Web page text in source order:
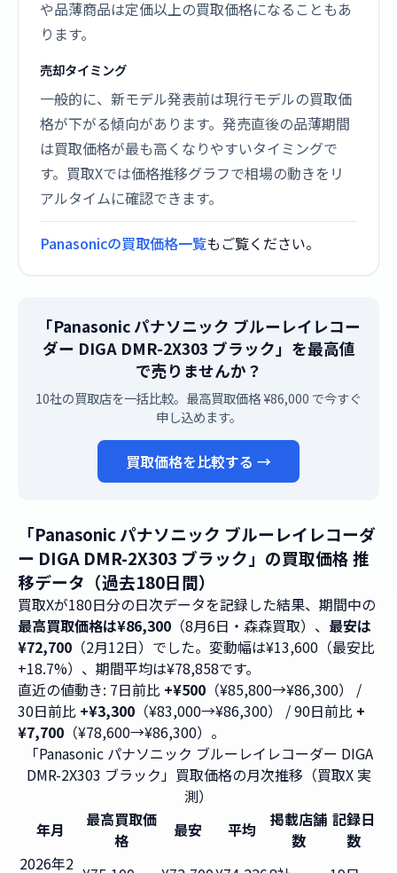
や品薄商品は定価以上の買取価格になることもあ
ります。
売却タイミング
一般的に、新モデル発表前は現行モデルの買取価
格が下がる傾向があります。発売直後の品薄期間
は買取価格が最も高くなりやすいタイミングで
す。買取Xでは価格推移グラフで相場の動きをリ
アルタイムに確認できます。
Panasonicの買取価格一覧もご覧ください。
「Panasonic パナソニック ブルーレイレコー
ダー DIGA DMR-2X303 ブラック」を最高値
で売りませんか？
10社の買取店を一括比較。最高買取価格 ¥86,000 で今すぐ
申し込めます。
買取価格を比較する →
「Panasonic パナソニック ブルーレイレコーダ
ー DIGA DMR-2X303 ブラック」の買取価格 推
移データ（過去180日間）
買取Xが180日分の日次データを記録した結果、期間中の
最高買取価格は¥86,300 （8月6日・森森買取）、 最安は
¥72,700 （2月12日）でした。変動幅は¥13,600（最安比
+18.7%）、期間平均は¥78,858です。
直近の値動き: 7日前比 +¥500 （¥85,800→¥86,300） /
30日前比 +¥3,300 （¥83,000→¥86,300） / 90日前比 +
¥7,700 （¥78,600→¥86,300）。
「Panasonic パナソニック ブルーレイレコーダー DIGA
DMR-2X303 ブラック」買取価格の月次推移（買取X 実
測）
年月
最高買取価
格
最安 平均
掲載店舗
数
記録日
数
2026年2